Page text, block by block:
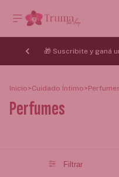
🎁 Suscribite y ganá
Inicio>Cuidado Íntimo>
Perfumes
Filtrar